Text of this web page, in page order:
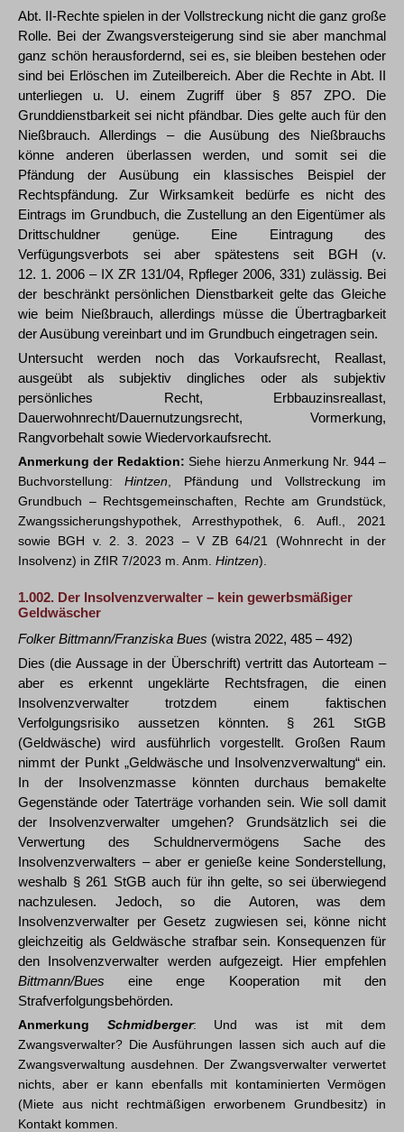
Abt. II-Rechte spielen in der Vollstreckung nicht die ganz große
Rolle. Bei der Zwangsversteigerung sind sie aber manchmal
ganz schön herausfordernd, sei es, sie bleiben bestehen oder
sind bei Erlöschen im Zuteilbereich. Aber die Rechte in Abt. II
unterliegen u. U. einem Zugriff über § 857 ZPO. Die
Grunddienstbarkeit sei nicht pfändbar. Dies gelte auch für den
Nießbrauch. Allerdings – die Ausübung des Nießbrauchs
könne anderen überlassen werden, und somit sei die
Pfändung der Ausübung ein klassisches Beispiel der
Rechtspfändung. Zur Wirksamkeit bedürfe es nicht des
Eintrags im Grundbuch, die Zustellung an den Eigentümer als
Drittschuldner genüge. Eine Eintragung des
Verfügungsverbots sei aber spätestens seit BGH (v.
12. 1. 2006 – IX ZR 131/04, Rpfleger 2006, 331) zulässig. Bei
der beschränkt persönlichen Dienstbarkeit gelte das Gleiche
wie beim Nießbrauch, allerdings müsse die Übertragbarkeit
der Ausübung vereinbart und im Grundbuch eingetragen sein.
Untersucht werden noch das Vorkaufsrecht, Reallast,
ausgeübt als subjektiv dingliches oder als subjektiv
persönliches Recht, Erbbauzinsreallast,
Dauerwohnrecht/Dauernutzungsrecht, Vormerkung,
Rangvorbehalt sowie Wiedervorkaufsrecht.
Anmerkung der Redaktion: Siehe hierzu Anmerkung Nr. 944 –
Buchvorstellung:Hintzen, Pfändung und Vollstreckung im
Grundbuch – Rechtsgemeinschaften, Rechte am Grundstück,
Zwangssicherungshypothek, Arresthypothek, 6. Aufl., 2021
sowie BGH v. 2. 3. 2023 – V ZB 64/21 (Wohnrecht in der
Insolvenz) in ZfIR 7/2023 m. Anm. Hintzen).
1.002. Der Insolvenzverwalter – kein gewerbsmäßiger
Geldwäscher
Folker Bittmann/Franziska Bues (wistra 2022, 485 – 492)
Dies (die Aussage in der Überschrift) vertritt das Autorteam –
aber es erkennt ungeklärte Rechtsfragen, die einen
Insolvenzverwalter trotzdem einem faktischen
Verfolgungsrisiko aussetzen könnten. § 261 StGB
(Geldwäsche) wird ausführlich vorgestellt. Großen Raum
nimmt der Punkt „Geldwäsche und Insolvenzverwaltung“ ein.
In der Insolvenzmasse könnten durchaus bemakelte
Gegenstände oder Taterträge vorhanden sein. Wie soll damit
der Insolvenzverwalter umgehen? Grundsätzlich sei die
Verwertung des Schuldnervermögens Sache des
Insolvenzverwalters – aber er genieße keine Sonderstellung,
weshalb § 261 StGB auch für ihn gelte, so sei überwiegend
nachzulesen. Jedoch, so die Autoren, was dem
Insolvenzverwalter per Gesetz zugwiesen sei, könne nicht
gleichzeitig als Geldwäsche strafbar sein. Konsequenzen für
den Insolvenzverwalter werden aufgezeigt. Hier empfehlen
Bittmann/Bues eine enge Kooperation mit den
Strafverfolgungsbehörden.
Anmerkung Schmidberger: Und was ist mit dem
Zwangsverwalter? Die Ausführungen lassen sich auch auf die
Zwangsverwaltung ausdehnen. Der Zwangsverwalter verwertet
nichts, aber er kann ebenfalls mit kontaminierten Vermögen
(Miete aus nicht rechtmäßigen erworbenem Grundbesitz) in
Kontakt kommen.